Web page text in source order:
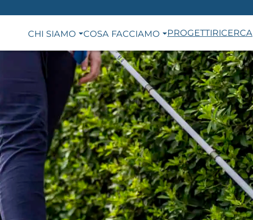
CHI SIAMO COSA FACCIAMO PROGETTIRICERCA